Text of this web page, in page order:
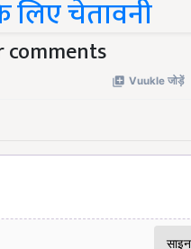
लिए चेतावनी
comments